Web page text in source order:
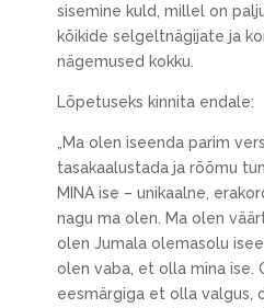
sisemine kuld, millel on
kõikide selgeltnägijate ja
nägemused kokku.
Lõpetuseks kinnita endale:
„Ma olen iseenda parim
tasakaalustada ja rõõmu
MINA ise – unikaalne,
nagu ma olen. Ma olen
olen Jumala olemasolu
olen vaba, et olla mina ise.
eesmärgiga et olla valgus,